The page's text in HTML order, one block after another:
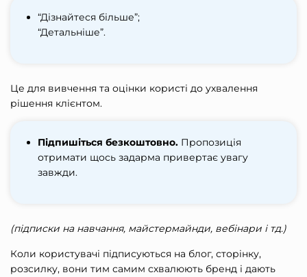
“Дізнайтеся більше”;
“Детальніше”.
Це для вивчення та оцінки користі до ухвалення
рішення клієнтом.
Підпишіться безкоштовно. Пропозиція
отримати щось задарма привертає увагу
завжди.
(підписки на навчання, майстермайнди, вебінари і тд.)
Коли користувачі підписуються на блог, сторінку,
розсилку, вони тим самим схвалюють бренд і дають